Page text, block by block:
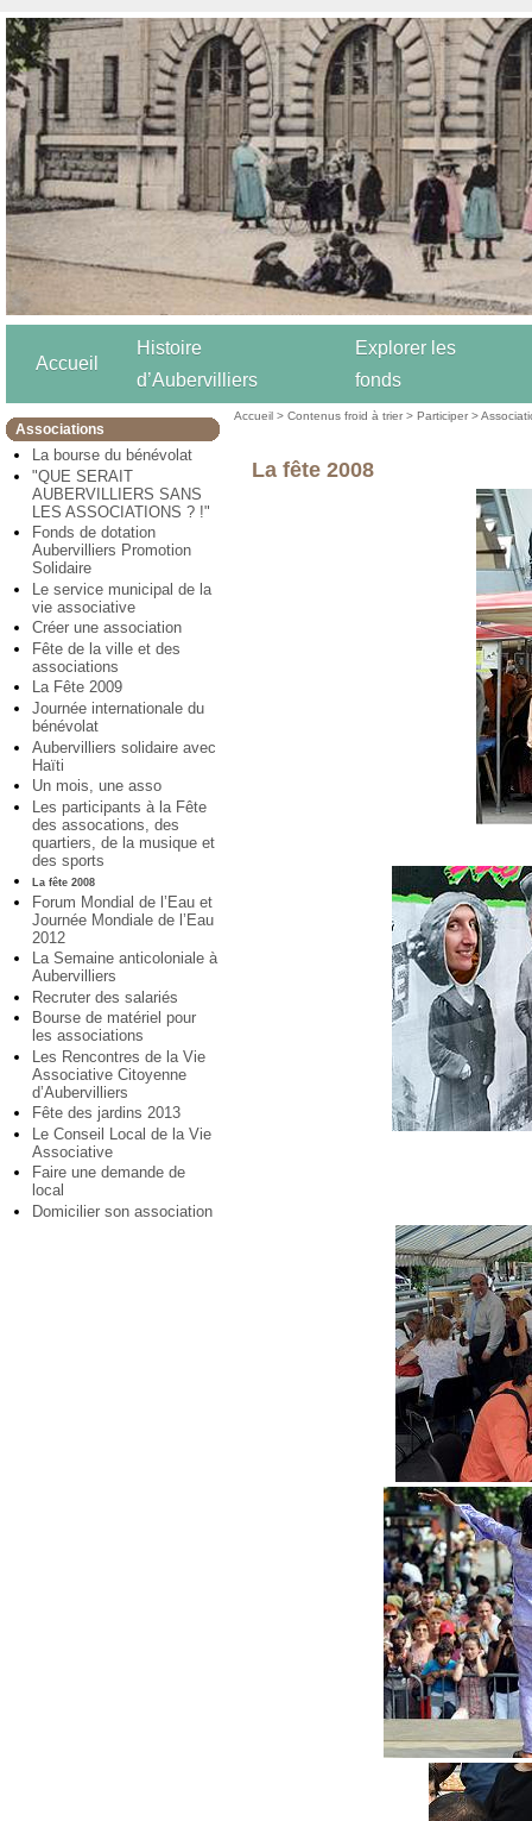
Accueil
Histoire
d’Aubervilliers
Explorer les
fonds
Associations
La bourse du bénévolat
"QUE SERAIT
AUBERVILLIERS SANS
LES ASSOCIATIONS ? !"
Fonds de dotation
Aubervilliers Promotion
Solidaire
Le service municipal de la
vie associative
Créer une association
Fête de la ville et des
associations
La Fête 2009
Journée internationale du
bénévolat
Aubervilliers solidaire avec
Haïti
Un mois, une asso
Les participants à la Fête
des assocations, des
quartiers, de la musique et
des sports
La fête 2008
Forum Mondial de l’Eau et
Journée Mondiale de l’Eau
2012
La Semaine anticoloniale à
Aubervilliers
Recruter des salariés
Bourse de matériel pour
les associations
Les Rencontres de la Vie
Associative Citoyenne
d’Aubervilliers
Fête des jardins 2013
Le Conseil Local de la Vie
Associative
Faire une demande de
local
Domicilier son association
Accueil >Contenus froid à trier >Participer >
La fête 2008